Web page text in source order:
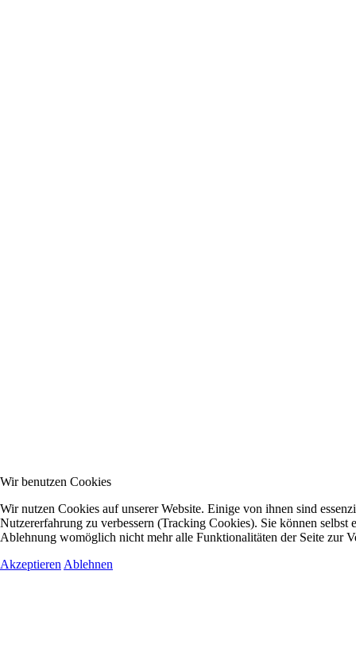
Wir benutzen Cookies
Wir nutzen Cookies auf unserer Website. Einige von ihnen sind
Nutzererfahrung zu verbessern (Tracking Cookies). Sie können selbst
Ablehnung womöglich nicht mehr alle Funktionalitäten der Seite zur
Akzeptieren Ablehnen